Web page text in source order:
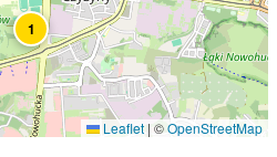
1
Leaflet | ©OpenStreetMap